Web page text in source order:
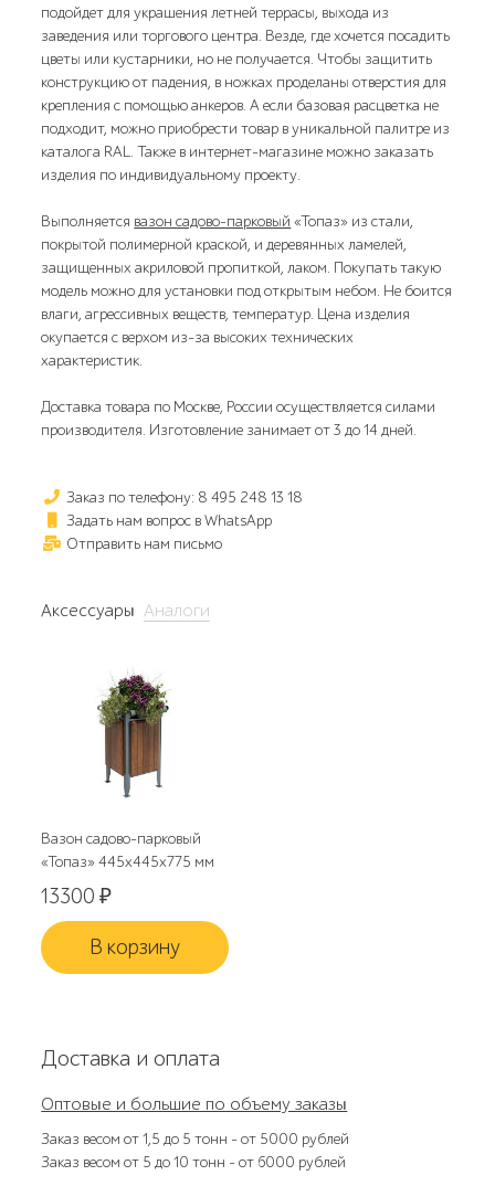
подойдет для украшения летней террасы, выхода из
заведения или торгового центра. Везде, где хочется посадить
цветы или кустарники, но не получается. Чтобы защитить
конструкцию от падения, в ножках проделаны отверстия для
крепления с помощью анкеров. А если базовая расцветка не
подходит, можно приобрести товар в уникальной палитре из
каталога RAL. Также в интернет-магазине можно заказать
изделия по индивидуальному проекту.
Выполняется вазон садово-парковый «Топаз» из стали,
покрытой полимерной краской, и деревянных ламелей,
защищенных акриловой пропиткой, лаком. Покупать такую
модель можно для установки под открытым небом. Не боится
влаги, агрессивных веществ, температур. Цена изделия
окупается с верхом из-за высоких технических
характеристик.
Доставка товара по Москве, России осуществляется силами
производителя. Изготовление занимает от 3 до 14 дней.
Заказ по телефону: 8 495 248 13 18
Задать нам вопрос в WhatsApp
Отправить нам письмо
Аксессуары Аналоги
Вазон садово-парковый
«Топаз» 445x445x775 мм
13300₽
В корзину
Доставка и оплата
Оптовые и большие по объему заказы
Заказ весом от 1,5 до 5 тонн – от 5000 рублей
Заказ весом от 5 до 10 тонн – от 6000 рублей